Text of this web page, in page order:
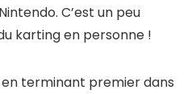
C’est un peu
karting en personne !
terminant premier dans